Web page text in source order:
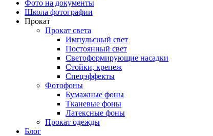
Фото на документы
Школа фотографии
Прокат
Прокат света
Импульсный свет
Постоянный свет
Светоформирующие насадки
Стойки, крепеж
Спецэффекты
Фотофоны
Бумажные фоны
Тканевые фоны
Латексные фоны
Прокат одежды
Блог